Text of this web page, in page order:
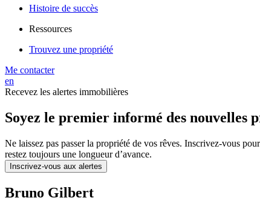
Histoire de succès
Ressources
Trouvez une propriété
Me contacter
en
Recevez les alertes immobilières
Soyez le premier informé des nouvelles
Ne laissez pas passer la propriété de vos rêves. Inscrivez-vous
restez toujours une longueur d’avance.
Inscrivez-vous aux alertes
Bruno Gilbert